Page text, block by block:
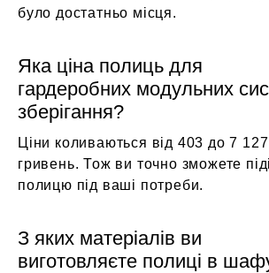
було достатньо місця.
Яка ціна полиць для
гардеробних модульних
зберігання?
Ціни коливаються від 403 до 7 127
гривень. Тож ви точно зможете
полицю під ваші потреби.
З яких матеріалів ви
виготовляєте полиці в